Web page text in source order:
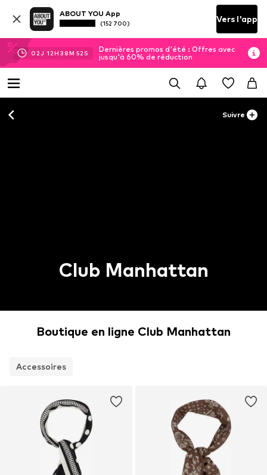
ABOUT YOU App
(152 700) Vers l'app
02J 12H 38M 52 S
Dernières promos d'été : Offres avec
jusqu'à 60% de réduction
Suivre
Club Manhattan
Boutique en ligne Club Manhattan
Accessoires